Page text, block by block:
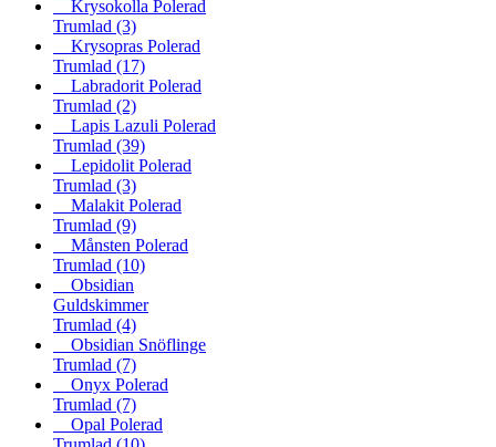
Krysokolla Polerad
Trumlad (3)
Krysopras Polerad
Trumlad (17)
Labradorit Polerad
Trumlad (2)
Lapis Lazuli Polerad
Trumlad (39)
Lepidolit Polerad
Trumlad (3)
Malakit Polerad
Trumlad (9)
Månsten Polerad
Trumlad (10)
Obsidian
Guldskimmer
Trumlad (4)
Obsidian Snöflinge
Trumlad (7)
Onyx Polerad
Trumlad (7)
Opal Polerad